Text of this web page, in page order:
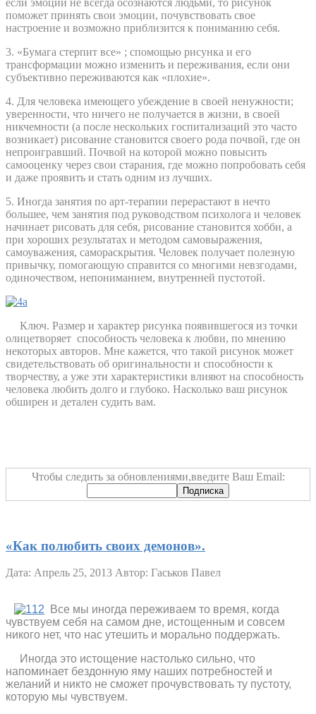
если эмоции не всегда осознаются людьми, то рисунок
поможет принять свои эмоции, почувствовать свое
настроение и возможно приблизится к пониманию себя.
3. «Бумага стерпит все» ; спомощью рисунка и его
трансформации можно изменить и переживания, если они
субъективно переживаются как «плохие».
4. Для человека имеющего убеждение в своей ненужности;
уверенности, что ничего не получается в жизни, в своей
никчемности (а после нескольких госпитализаций это часто
возникает) рисование становится своего рода почвой, где он
непроигравший. Почвой на которой можно повысить
самооценку через свои старания, где можно попробовать себя
и даже проявить и стать одним из лучших.
5. Иногда занятия по арт-терапии перерастают в нечто
большее, чем занятия под руководством психолога и человек
начинает рисовать для себя, рисование становится хобби, а
при хороших результатах и методом самовыражения,
самоуважения, самораскрытия. Человек получает полезную
привычку, помогающую справится со многими невзгодами,
одиночеством, непониманием, внутренней пустотой.
Ключ. Размер и характер рисунка появившегося из точки
олицетворяет способность человека к любви, по мнению
некоторых авторов. Мне кажется, что такой рисунок может
свидетельствовать об оригинальности и способности к
творчеству, а уже эти характеристики влияют на способность
человека любить долго и глубоко. Насколько ваш рисунок
обширен и детален судить вам.
Чтобы следить за обновлениями,введите Ваш Email:
«Как полюбить своих демонов».
Дата: Апрель 25, 2013 Автор: Гаськов Павел
Все мы иногда переживаем то время, когда
чувствуем себя на самом дне, истощенным и совсем
никого нет, что нас утешить и морально поддержать.
Иногда это истощение настолько сильно, что
напоминает бездонную яму наших потребностей и
желаний и никто не сможет прочувствовать ту пустоту,
которую мы чувствуем.